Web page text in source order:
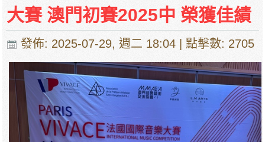
大賽 澳門初賽2025中 榮獲佳績
發佈: 2025-07-29, 週二 18:04 | 點擊數: 2705